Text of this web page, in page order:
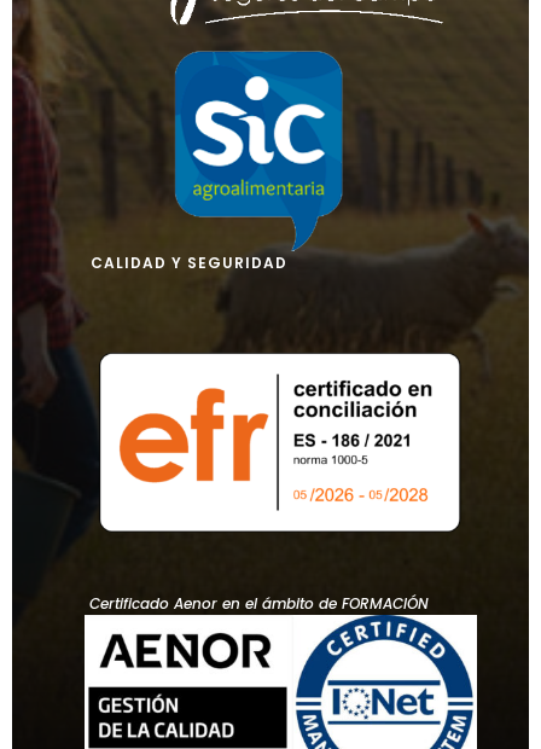
CALIDAD Y SEGURIDAD
Certificado Aenor en el ámbito de FORMACIÓN